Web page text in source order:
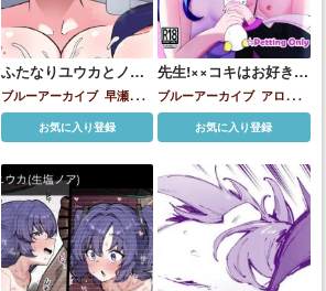
ふたなりユウカとノア
のイチャラブアナルセ
ックス
ブルーアーカイブ 早瀬ユウ
カ生塩ノア
お気に入り登録
先生!××コキはお好きで
すか?
ブルーアーカイブ アロナ
下江コハル古関ウイ天見ノ
愛清フウカ才羽ミドリ
ロハ空井サキ 聖園ミカ阿慈
谷ヒフミ
お気に入り登録